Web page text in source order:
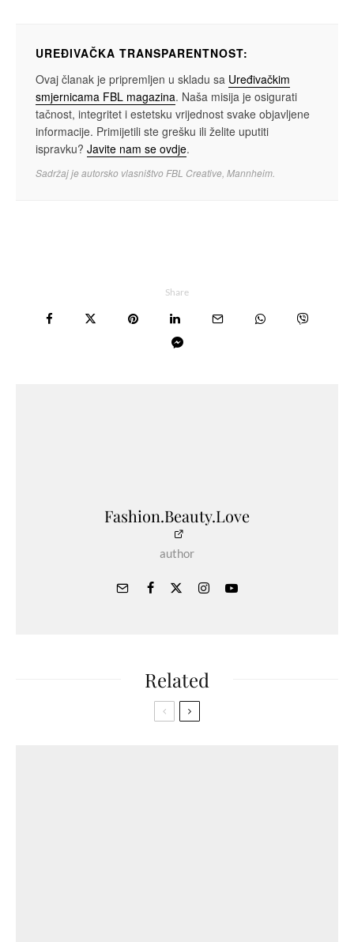
UREĐIVAČKA TRANSPARENTNOST:
Ovaj članak je pripremljen u skladu sa Uređivačkim
smjernicama FBL magazina. Naša misija je osigurati
tačnost, integritet i estetsku vrijednost svake objavljene
informacije. Primijetili ste grešku ili želite uputiti
ispravku? Javite nam se ovdje.
Sadržaj je autorsko vlasništvo FBL Creative, Mannheim.
Share
Fashion.Beauty.Love
author
Related